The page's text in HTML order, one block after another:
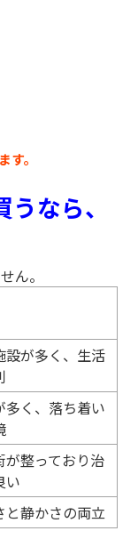
。
なら、
ん。
設が多く、生活
多く、落ち着い
が整っており治
い
と静かさの両立